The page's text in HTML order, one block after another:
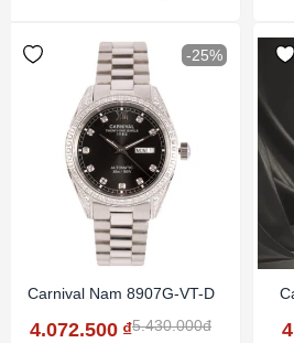
-25%
Carnival Nam 8907G-VT-D
4.072.500 ₫5.430.000đ